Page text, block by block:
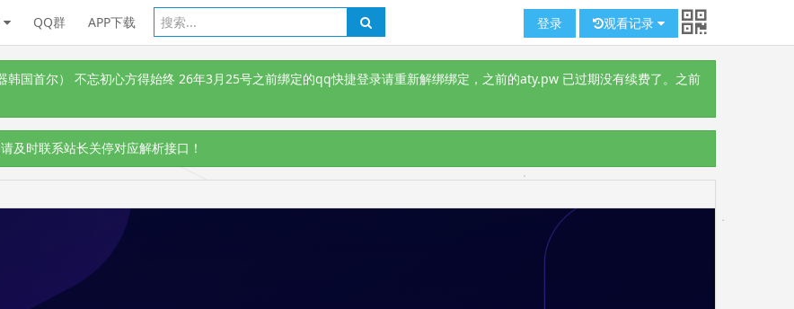
QQ群 APP下载 登录 观看记录
韩国首尔） 不忘初心方得始终 26年3月25号之前绑定的qq快捷登录请重新解绑绑定，之前的aty.pw 已过期没有续费了。之前
及时联系站长关停对应解析接口！